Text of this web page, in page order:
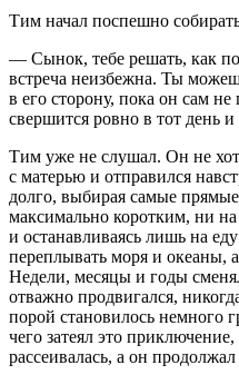
Тим начал поспешно
— Сынок, тебе решать, как
встреча неизбежна. Ты
в его сторону, пока он сам
свершится ровно в тот день
Тим уже не слушал. Он не
с матерью и отправился
долго, выбирая самые
максимально коротким, ни на
и останавливаясь лишь на
переплывать моря и океаны,
Недели, месяцы и годы
отважно продвигался,
порой становилось немного
чего затеял это
рассеивалась, а он